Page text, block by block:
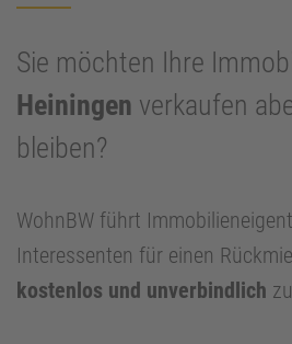
Sie möchten Ihre
Heiningen verkaufen
bleiben?
WohnBW führt
Interessenten für einen
kostenlos und unverbindlich